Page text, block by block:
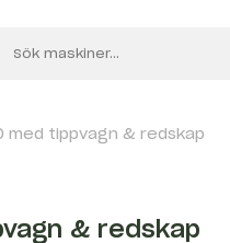
med tippvagn & redskap
& redskap